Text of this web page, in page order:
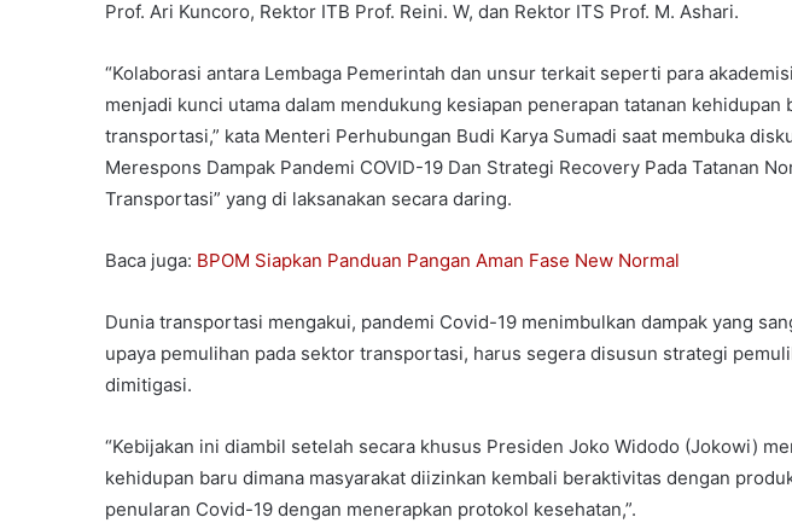
Prof. Ari Kuncoro, Rektor ITB Prof. Reini. W, dan Rektor ITS Prof. M. Ashari.
“Kolaborasi antara Lembaga Pemerintah dan unsur terkait seperti para
menjadi kunci utama dalam mendukung kesiapan penerapan tatanan kehidupan
transportasi,” kata Menteri Perhubungan Budi Karya Sumadi saat membuka
Merespons Dampak Pandemi COVID-19 Dan Strategi Recovery Pada Tatanan
Transportasi” yang di laksanakan secara daring.
Baca juga: BPOM Siapkan Panduan Pangan Aman Fase New Normal
Dunia transportasi mengakui, pandemi Covid-19 menimbulkan dampak yang
upaya pemulihan pada sektor transportasi, harus segera disusun strategi
dimitigasi.
“Kebijakan ini diambil setelah secara khusus Presiden Joko Widodo (Jokowi)
kehidupan baru dimana masyarakat diizinkan kembali beraktivitas dengan
penularan Covid-19 dengan menerapkan protokol kesehatan,”.